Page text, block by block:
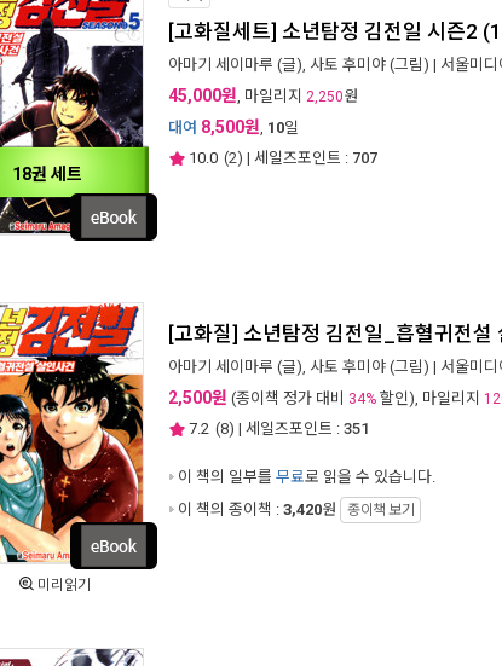
18권 세트
[고화질세트] 소년탐정 김전일 시즌2
아마기 세이마루 (글), 사토 후미야 (그림) | 서울미
45,000원, 마일리지 2,250원
대여 8,500원, 10일
10.0 (2) | 세일즈포인트 : 707
미리읽기
[고화질] 소년탐정 김전일_흡혈귀전설
아마기 세이마루 (글), 사토 후미야 (그림) | 서울미
2,500원 (종이책 정가 대비 34% 할인), 마일리지
7.2 (8) | 세일즈포인트 : 351
이 책의 일부를 무료로 읽을 수 있습니다.
이 책의 종이책 : 3,420원 종이책 보기